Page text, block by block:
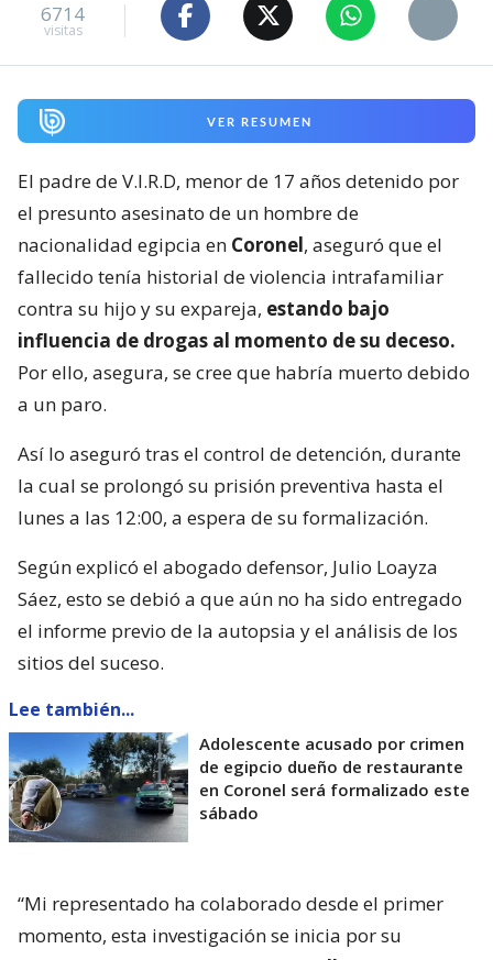
6714
visitas
VER RESUMEN
El padre de V.I.R.D, menor de 17 años detenido por
el presunto asesinato de un hombre de
nacionalidad egipcia en Coronel, aseguró que el
fallecido tenía historial de violencia intrafamiliar
contra su hijo y su expareja, estando bajo
influencia de drogas al momento de su deceso.
Por ello, asegura, se cree que habría muerto debido
a un paro.
Así lo aseguró tras el control de detención, durante
la cual se prolongó su prisión preventiva hasta el
lunes a las 12:00, a espera de su formalización.
Según explicó el abogado defensor, Julio Loayza
Sáez, esto se debió a que aún no ha sido entregado
el informe previo de la autopsia y el análisis de los
sitios del suceso.
Lee también...
Adolescente acusado por crimen
de egipcio dueño de restaurante
en Coronel será formalizado este
sábado
“Mi representado ha colaborado desde el primer
momento, esta investigación se inicia por su